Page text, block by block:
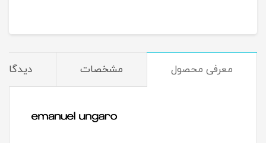
معرفی محصول مشخصات